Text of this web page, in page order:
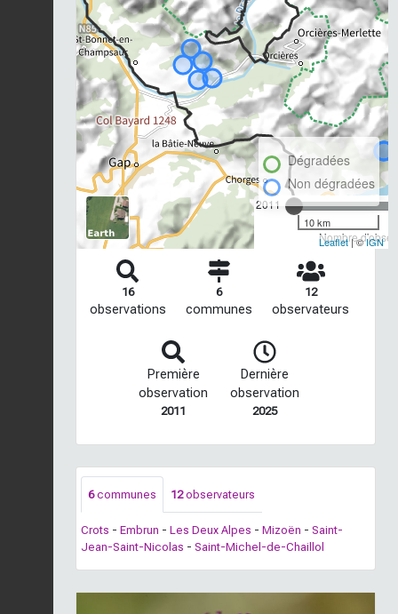
2011
Nombre
Dégradées
Non dégradées
10 km
Leaflet| ©IGN
16
observations
6
communes
12
observateurs
Première
observation
2011
Dernière
observation
2025
6communes 12observateurs
Crots - Embrun - Les Deux Alpes - Mizoën - Saint-
Jean-Saint-Nicolas - Saint-Michel-de-Chaillol